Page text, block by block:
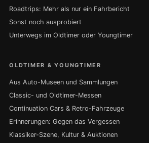
Roadtrips: Mehr als nur ein Fahrbericht
Sonst noch ausprobiert
Unterwegs im Oldtimer oder Youngtimer
OLDTIMER & YOUNGTIMER
Aus Auto-Museen und Sammlungen
Classic- und Oldtimer-Messen
Continuation Cars & Retro-Fahrzeuge
Erinnerungen: Gegen das Vergessen
Klassiker-Szene, Kultur & Auktionen